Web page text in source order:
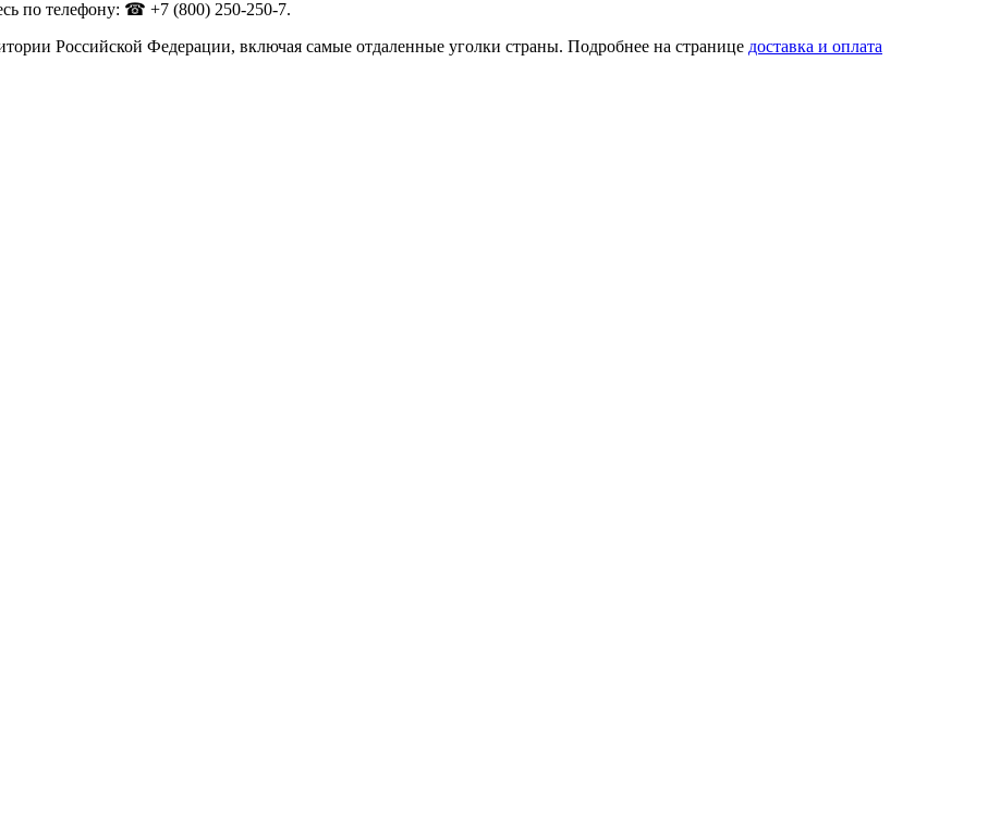
по телефону: ☎ +7 (800) 250-250-7.
Российской Федерации, включая самые отдаленные уголки страны. Подробнее на странице доставка и оплата